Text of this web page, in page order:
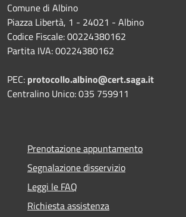
Comune di Albino
Piazza Libertà, 1 - 24021 - Albino
Codice Fiscale: 00224380162
Partita IVA: 00224380162
PEC: protocollo.albino@cert.saga.it
Centralino Unico: 035 759911
Prenotazione appuntamento
Segnalazione disservizio
Leggi le FAQ
Richiesta assistenza